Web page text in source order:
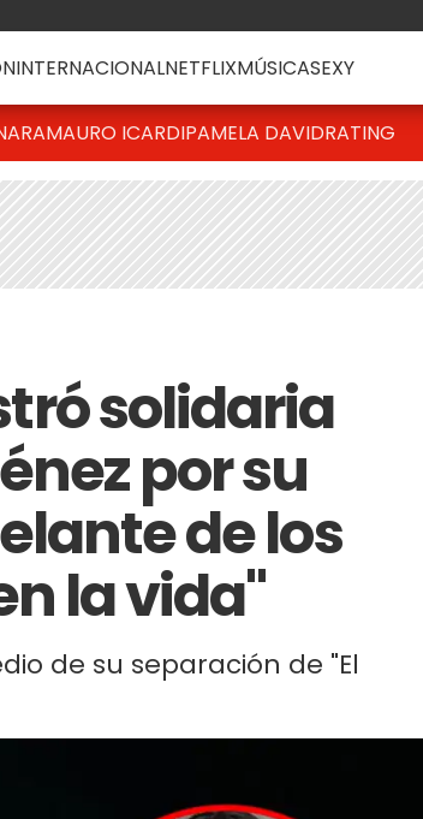
INTERNACIONALNETFLIXMÚSICASEXY
MAURO ICARDIPAMELA DAVIDRATING
solidaria
por su
de los
la vida"
de su separación de "El